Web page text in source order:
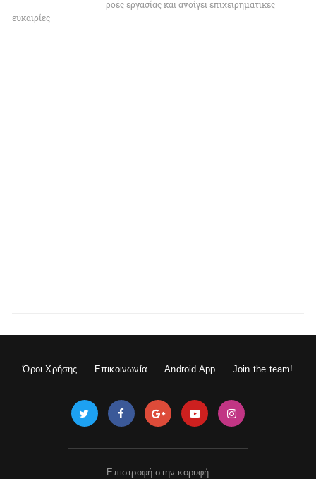
ροές εργασίας και ανοίγει επιχειρηματικές
ευκαιρίες
Όροι Χρήσης Επικοινωνία Android App Join the team!
Επιστροφή στην κορυφή